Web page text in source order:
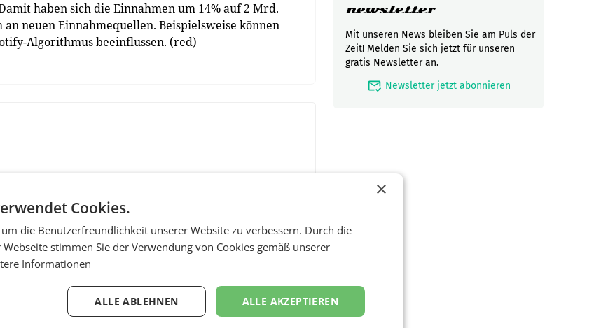
haben sich die Einnahmen um 14% auf 2 Mrd.
neuen Einnahmequellen. Beispielsweise können
Algorithmus beeinflussen. (red)
MARKETING & MEDIA
newsletter
Mit unseren News bleiben Sie am Puls der
Zeit! Melden Sie sich jetzt für unseren
gratis Newsletter an.
mark_email_read Newsletter jetzt abonnieren
×
Cookies.
die Benutzerfreundlichkeit unserer Website zu verbessern. Durch die
stimmen Sie der Verwendung von Cookies gemäß unserer
Informationen
ALLE AKZEPTIEREN
ALLE ABLEHNEN